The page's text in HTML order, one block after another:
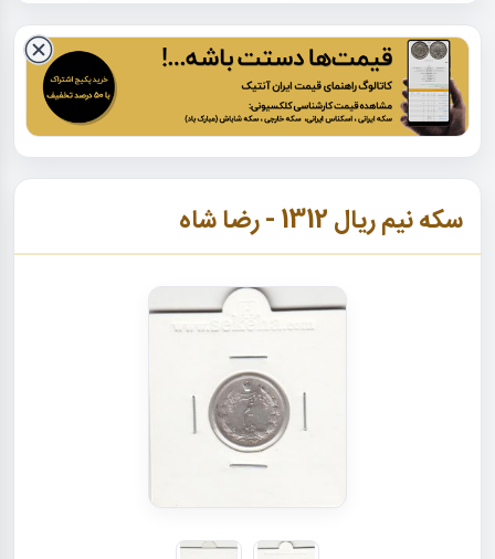
سکه نیم ریال 1312 - رضا شاه